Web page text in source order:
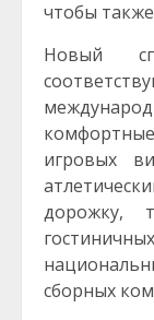
чтобы
Новый
игровых
дорожку,
сборных